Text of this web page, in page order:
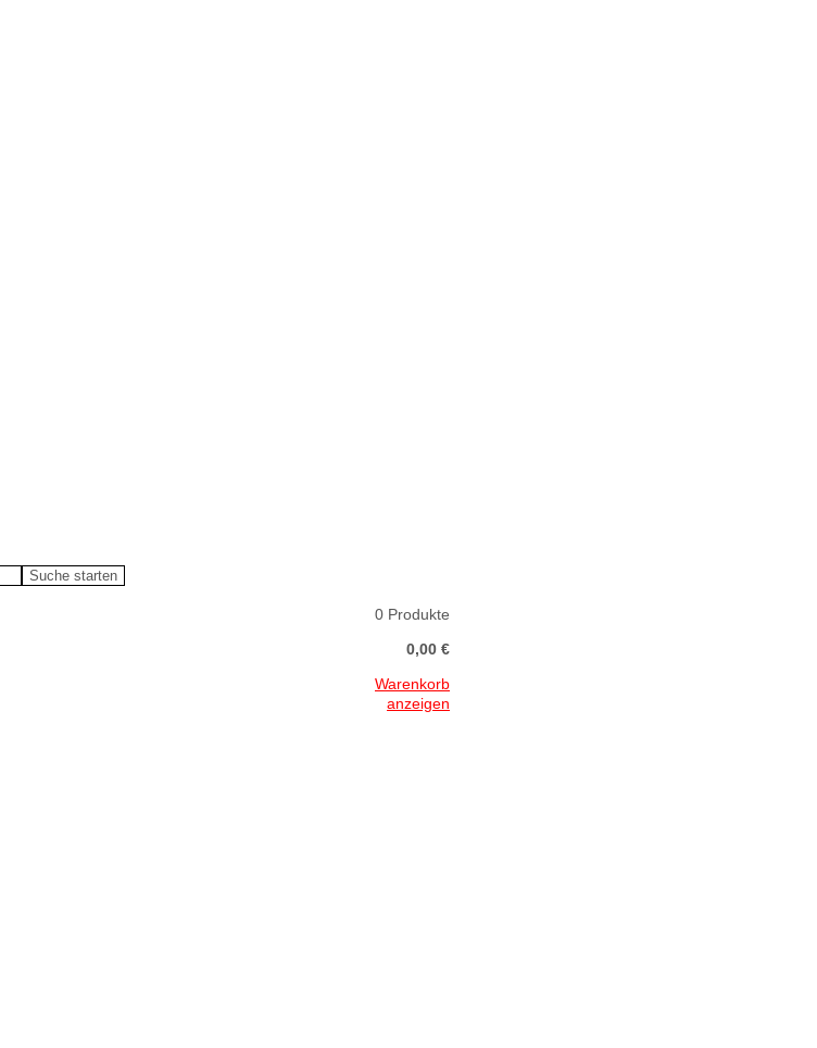
0 Produkte
0,00 €
Warenkorb
anzeigen